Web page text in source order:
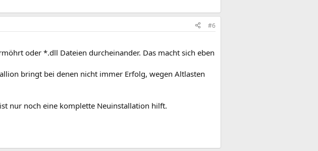
#6
oder *.dll Dateien durcheinander. Das macht sich eben
bringt bei denen nicht immer Erfolg, wegen Altlasten
nur noch eine komplette Neuinstallation hilft.